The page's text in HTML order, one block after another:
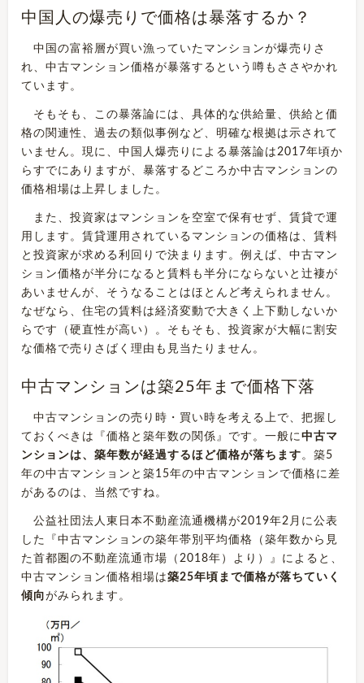
中国人の爆売りで価格は暴落するか？
中国の富裕層が買い漁っていたマンションが爆売りさ
れ、中古マンション価格が暴落するという噂もささやかれ
ています。
そもそも、この暴落論には、具体的な供給量、供給と価
格の関連性、過去の類似事例など、明確な根拠は示されて
いません。現に、中国人爆売りによる暴落論は2017年頃か
らすでにありますが、暴落するどころか中古マンションの
価格相場は上昇しました。
また、投資家はマンションを空室で保有せず、賃貸で運
用します。賃貸運用されているマンションの価格は、賃料
と投資家が求める利回りで決まります。例えば、中古マン
ション価格が半分になると賃料も半分にならないと辻褄が
あいませんが、そうなることはほとんど考えられません。
なぜなら、住宅の賃料は経済変動で大きく上下動しないか
らです（硬直性が高い）。そもそも、投資家が大幅に割安
な価格で売りさばく理由も見当たりません。
中古マンションは築25年まで価格下落
中古マンションの売り時・買い時を考える上で、把握し
ておくべきは『価格と築年数の関係』です。一般に中古マ
ンションは、築年数が経過するほど価格が落ちます。築5
年の中古マンションと築15年の中古マンションで価格に差
があるのは、当然ですね。
公益社団法人東日本不動産流通機構が2019年2月に公表
した『中古マンションの築年帯別平均価格（築年数から見
た首都圏の不動産流通市場（2018年）より）』によると、
中古マンション価格相場は築25年頃まで価格が落ちていく
傾向 がみられます。